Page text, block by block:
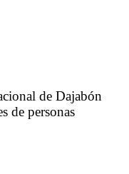
de Dajabón
de personas